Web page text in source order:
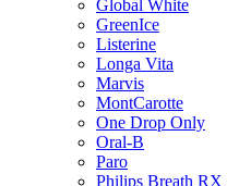
Global White
GreenIce
Listerine
Longa Vita
Marvis
MontCarotte
One Drop Only
Oral-B
Paro
Philips Breath RX